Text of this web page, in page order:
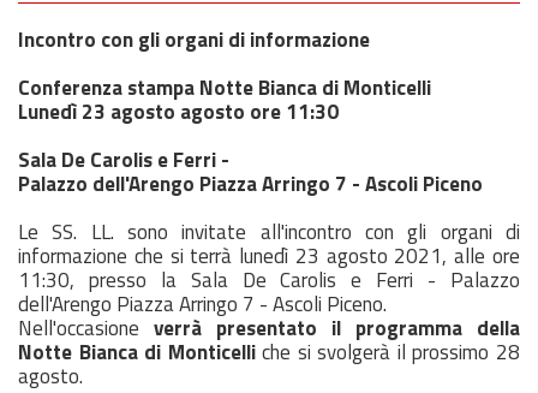
Incontro con gli organi di informazione
Conferenza stampa Notte Bianca di Monticelli
Lunedì 23 agosto agosto ore 11:30
Sala De Carolis e Ferri -
Palazzo dell'Arengo Piazza Arringo 7 - Ascoli Piceno
Le SS. LL. sono invitate all'incontro con gli organi di
informazione che si terrà lunedì 23 agosto 2021, alle ore
11:30, presso la Sala De Carolis e Ferri - Palazzo
dell'Arengo Piazza Arringo 7 - Ascoli Piceno.
Nell'occasione verrà presentato il programma della
Notte Bianca di Monticelliche si svolgerà il prossimo 28
agosto.